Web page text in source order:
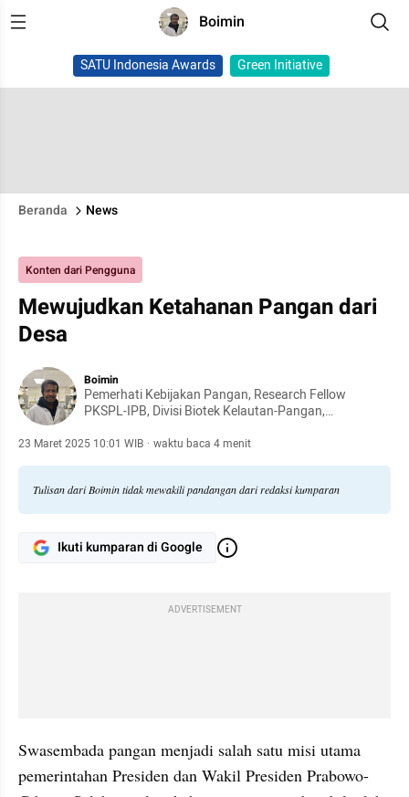
Boimin
SATU Indonesia Awards Green Initiative
Beranda News
Konten dari Pengguna
Mewujudkan Ketahanan Pangan dari
Desa
Boimin
Pemerhati Kebijakan Pangan, Research Fellow
PKSPL-IPB, Divisi Biotek Kelautan-Pangan,
Massachusetts Amherst, Amerika Serikat
23 Maret 2025 10:01 WIB · waktu baca 4 menit
Tulisan dari Boimin tidak mewakili pandangan dari redaksi kumparan
Ikuti kumparan di Google
ADVERTISEMENT
Swasembada pangan menjadi salah satu misi utama
pemerintahan Presiden dan Wakil Presiden Prabowo-